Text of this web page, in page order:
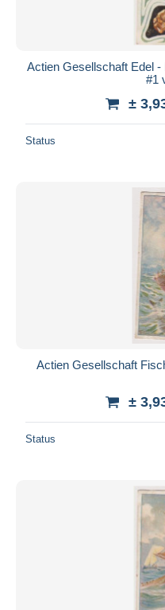
Actien Gesellschaft Edel
#1
±
Status
Actien Gesellschaft
±
Status